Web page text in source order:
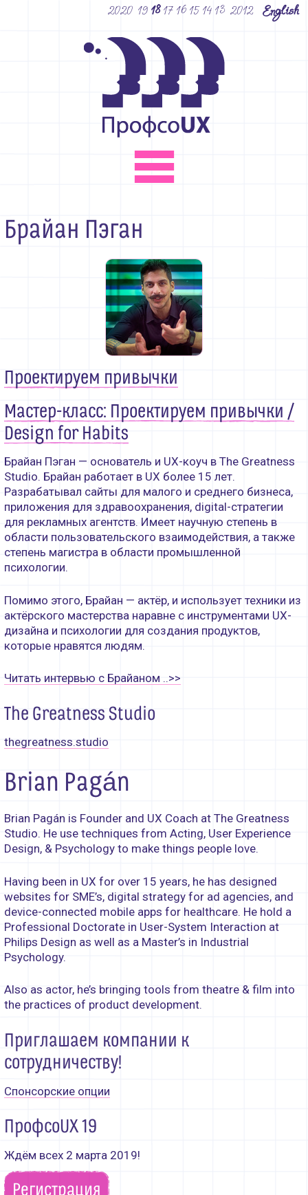
2020 19181716151413 2012 English
Мастер-классы
Докладчикам
Контакты
Брайан Пэган
Проектируем привычки
Мастер-класс: Проектируем привычки /
Design for Habits
Брайан Пэган — основатель и UX-коуч в The Greatness
Studio. Брайан работает в UX более 15 лет.
Разрабатывал сайты для малого и среднего бизнеса,
приложения для здравоохранения, digital-стратегии
для рекламных агентств. Имеет научную степень в
области пользовательского взаимодействия, а также
степень магистра в области промышленной
психологии.
Помимо этого, Брайан — актёр, и использует техники из
актёрского мастерства наравне с инструментами UХ-
дизайна и психологии для создания продуктов,
которые нравятся людям.
Читать интервью с Брайаном ..>>
The Greatness Studio
thegreatness.studio
Brian Pagán
Brian Pagán is Founder and UX Coach at The Greatness
Studio. He use techniques from Acting, User Experience
Design, & Psychology to make things people love.
Having been in UX for over 15 years, he has designed
websites for SME’s, digital strategy for ad agencies, and
device-connected mobile apps for healthcare. He hold a
Professional Doctorate in User-System Interaction at
Philips Design as well as a Master’s in Industrial
Psychology.
Also as actor, he’s bringing tools from theatre & film into
the practices of product development.
Приглашаем компании к
сотрудничеству!
Спонсорские опции
ПрофсоUX 19
Ждём всех 2 марта 2019!
Регистрация